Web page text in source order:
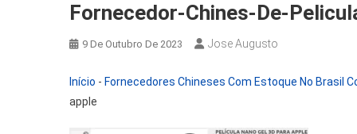
Fornecedor-Chines-De-
9 De Outubro De 2023 Jose Augusto
Início - Fornecedores Chineses Com Estoque No Brasil
apple